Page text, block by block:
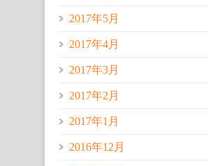
2017年5月
2017年4月
2017年3月
2017年2月
2017年1月
2016年12月